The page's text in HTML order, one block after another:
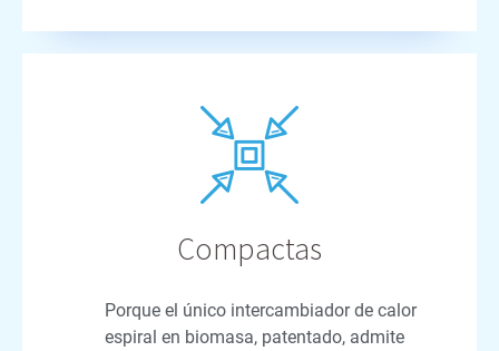
Compactas
Porque el único intercambiador de calor
espiral en biomasa, patentado, admite